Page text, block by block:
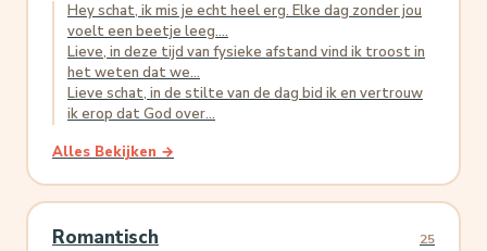
Hey schat, ik mis je echt heel erg. Elke dag zonder jou
voelt een beetje leeg....
Lieve, in deze tijd van fysieke afstand vind ik troost in
het weten dat we...
Lieve schat, in de stilte van de dag bid ik en vertrouw
ik erop dat God over...
Alles Bekijken →
Romantisch 25